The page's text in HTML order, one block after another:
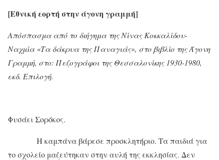
[Εθνική εορτή στην άγονη γραμμή]
Απόσπασμα από το διήγημα της Νίνας Κοκκαλίδου-
Ναχμία «Τα δάκρυα της Παναγιάς», στο βιβλίο της Άγονη
Γραμμή, στο: Πεζογράφοι της Θεσσαλονίκης 1930-1980,
εκδ. Επιλογή.
Φυσάει Σορόκος.
Η καμπάνα βάρεσε προσκλητήριο. Τα παιδιά για
το σχολείο μαζεύτηκαν στην αυλή της εκκλησίας. Δεν